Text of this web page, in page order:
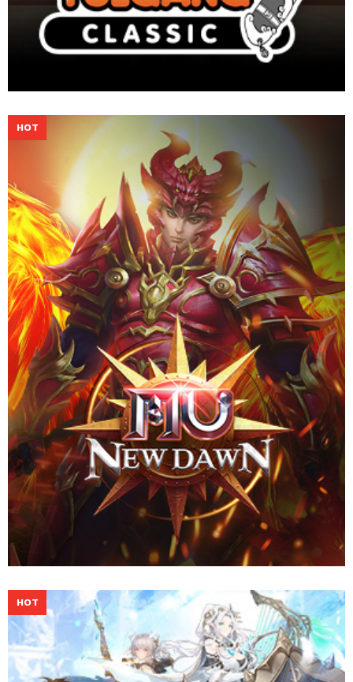
ร่วมสัมผัสความมันส์ตามแบบ MU ต้นฉบับที่คุณคุ้นเคย พร้อมกับการ
ผจญภัยครั้งใหม่ในโลกแห่ง MU New Dawn
Website
Download